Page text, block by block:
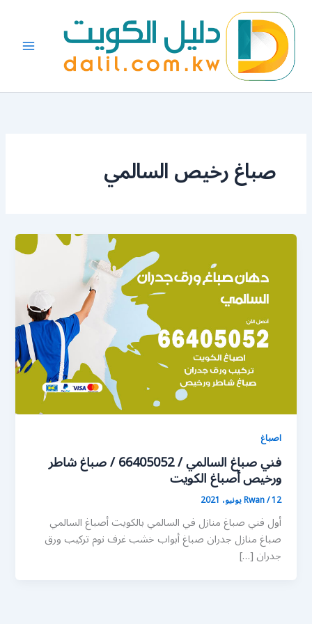
المحتوى
صباغ رخيص السالمي
اصباغ
فني صباغ السالمي / 66405052 / صباغ شاطر
ورخيص أصباغ الكويت
Rwan/12 يونيو، 2021
أول فني صباغ منازل في السالمي بالكويت أصباغ السالمي
صباغ منازل جدران صباغ أبواب خشب غرف نوم تركيب ورق
جدران […]